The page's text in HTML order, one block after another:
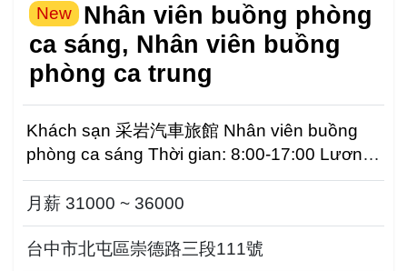
New
Nhân viên buồng phòng
ca sáng, Nhân viên buồng
phòng ca trung
Khách sạn 采岩汽車旅館 Nhân viên buồng
phòng ca sáng Thời gian: 8:00-17:00 Lương
31000-35000 Nhân...
月薪 31000 ~ 36000
台中市北屯區崇德路三段111號